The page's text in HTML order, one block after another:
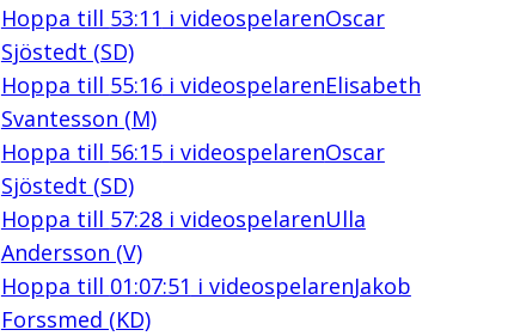
Hoppa till 53:11 i videospelarenOscar
Sjöstedt (SD)
Hoppa till 55:16i videospelarenElisabeth
Svantesson (M)
Hoppa till 56:15i videospelarenOscar
Sjöstedt (SD)
Hoppa till 57:28i videospelarenUlla
Andersson (V)
Hoppa till 01:07:51 i videospelarenJakob
Forssmed (KD)